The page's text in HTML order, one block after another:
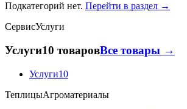
Подкатегорий нет. Перейти в раздел →
СервисУслуги
Услуги10 товаровВсе товары →
Услуги10
ТеплицыАгроматериалы